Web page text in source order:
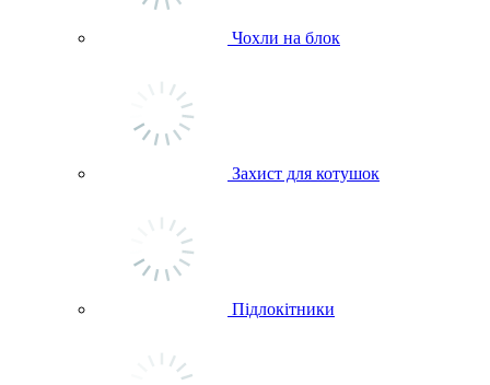
Чохли на блок
Захист для котушок
Підлокітники